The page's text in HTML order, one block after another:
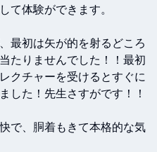
て体験ができます。
最初は矢が的を射るどころ
たりませんでした！！最初
クチャーを受けるとすぐに
した！先生さすがです！！
で、胴着もきて本格的な気